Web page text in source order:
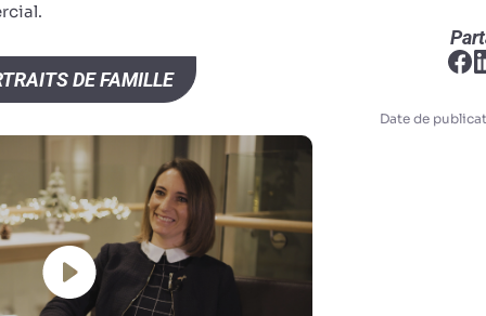
DE FAMILLE
Date de